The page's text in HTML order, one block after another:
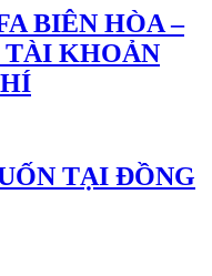
BIÊN HÒA –
TÀI KHOẢN
TẠI ĐỒNG